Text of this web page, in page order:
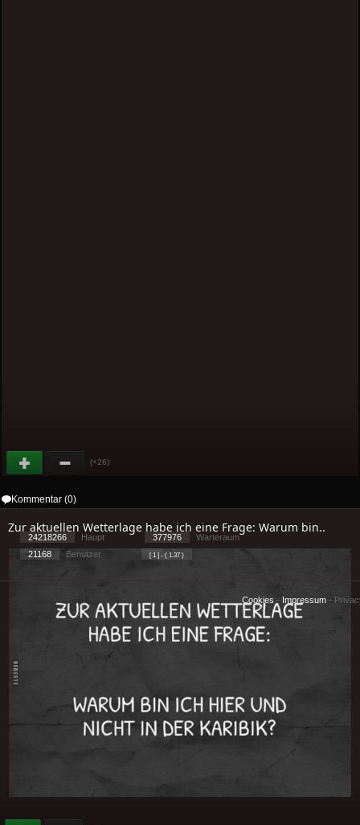
(+26)
Kommentar (0)
Zur aktuellen Wetterlage habe ich eine Frage: Warum bin..
24218266 Haupt 377976
Warteraum
21168
Benutzer [ 1 ] - ( 1.37 )
Cookies - Impressum -